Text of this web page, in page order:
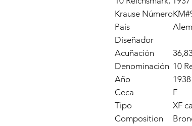
Krause Número
País
Diseñador
Acuñación
Denominación 10
Año
1938
Ceca
F
Tipo
XF
Composition